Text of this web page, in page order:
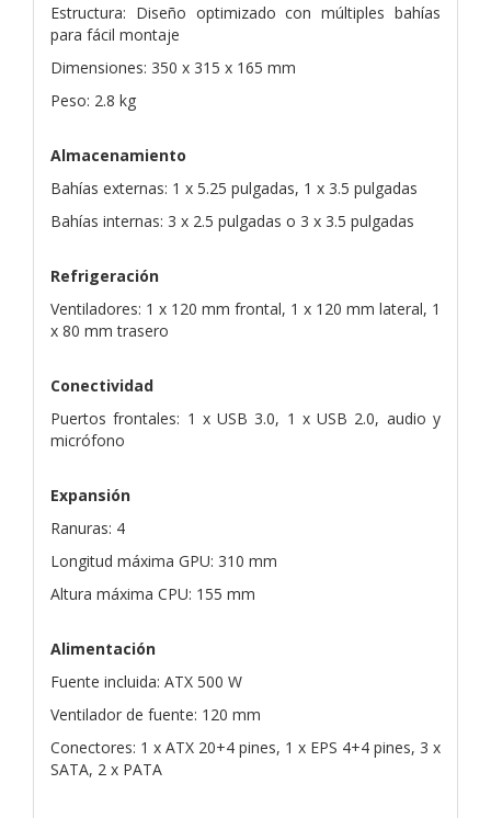
Estructura: Diseño optimizado con múltiples bahías
para fácil montaje
Dimensiones: 350 x 315 x 165 mm
Peso: 2.8 kg
Almacenamiento
Bahías externas: 1 x 5.25 pulgadas, 1 x 3.5 pulgadas
Bahías internas: 3 x 2.5 pulgadas o 3 x 3.5 pulgadas
Refrigeración
Ventiladores: 1 x 120 mm frontal, 1 x 120 mm lateral, 1
x 80 mm trasero
Conectividad
Puertos frontales: 1 x USB 3.0, 1 x USB 2.0, audio y
micrófono
Expansión
Ranuras: 4
Longitud máxima GPU: 310 mm
Altura máxima CPU: 155 mm
Alimentación
Fuente incluida: ATX 500 W
Ventilador de fuente: 120 mm
Conectores: 1 x ATX 20+4 pines, 1 x EPS 4+4 pines, 3 x
SATA, 2 x PATA